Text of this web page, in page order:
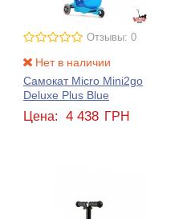
Отзывы: 0
Нет в наличии
Самокат Micro Mini2go
Deluxe Plus Blue
Цена: 4 438 ГРН